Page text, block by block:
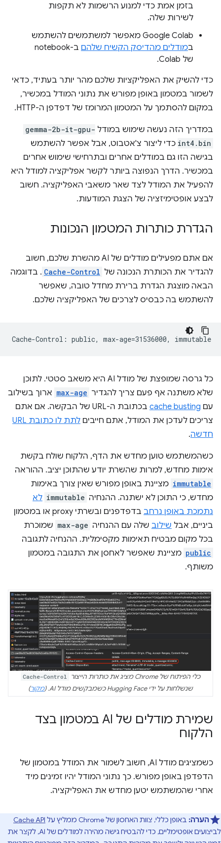
בזמן אמת כדי למנוע הרשמות לא תקפות
לשירות שלה.
‫Google Colab מאפשר למשתמשים להשתמש
במודלים מהדיסק הקשיח שלהם
ב-notebook
של Colab.
כדי להשיק את האפליקציות שלכם מהר יותר בעתיד, כדאי
לשמור במטמון באופן מפורש את נתוני המודל במכשיר,
במקום להסתמך על המטמון המרומז של דפדפן ה-HTTP.
במדריך הזה נעשה שימוש במודל gemma-2b-it-gpu-
int4.bin כדי ליצור צ'אטבוט, אבל אפשר להשתמש
בגישה הזו גם במודלים אחרים ובתרחישי שימוש אחרים
במכשיר. הדרך הנפוצה ביותר לקשר אפליקציה למודל היא
להפעיל את המודל לצד שאר משאבי האפליקציה. חשוב
לבצע אופטימיזציה של הצגת המודעות.
הגדרת כותרות המטמון הנכונות
אם אתם מפעילים מודלים של AI מהשרת שלכם, חשוב
להגדיר את הכותרת הנכונה של Cache-Control . בדוגמה
הבאה מוצגת הגדרת ברירת מחדל טובה, שאפשר
להשתמש בה כבסיס לצרכים של האפליקציה שלכם.
כל גרסה שמופצת של מודל AI היא משאב סטטי. לתוכן
שלא משתנה אף פעם צריך להגדיר max-age ארוך בשילוב
עם cache busting
בכתובת ה-URL של הבקשה. אם אתם
צריכים לעדכן את המודל, אתם חייבים
לתת לו כתובת URL
חדשה.
כשהמשתמש טוען מחדש את הדף, הלקוח שולח בקשת
אימות מחדש, למרות שהשרת יודע שהתוכן יציב. ההוראה
immutable מציינת באופן מפורש שאין צורך באימות
מחדש, כי התוכן לא ישתנה. ההנחיה immutable לא
נתמכת באופן נרחב
בדפדפנים ובשרתי proxy או במטמון
ביניים, אבל שילוב שלה עם ההנחיה max-age שמוכרת
בכל מקום מבטיח תאימות מקסימלית. ההנחיה לתגובה
public מציינת שאפשר לאחסן את התגובה במטמון
משותף.
כלי הפיתוח של Chrome מציג את כותרות הייצור Cache-Control
שנשלחות על ידי Hugging Face כשמבקשים מודל AI. ( מקור)
שמירת מודלים של AI במטמון בצד
הלקוח
כשמציגים מודל AI, חשוב לשמור את המודל במטמון של
הדפדפן באופן מפורש. כך נתוני המודל יהיו זמינים מיד
אחרי שהמשתמש יטען מחדש את האפליקציה.
הערה: באופן כללי, צוות האחסון של Chrome ממליץ על
Cache API
לביצועים אופטימליים, כדי להבטיח גישה מהירה למודלים של AI, לקצר את